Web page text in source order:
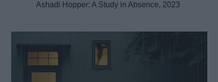
Ashadi Hopper: A Study in Absence, 2023